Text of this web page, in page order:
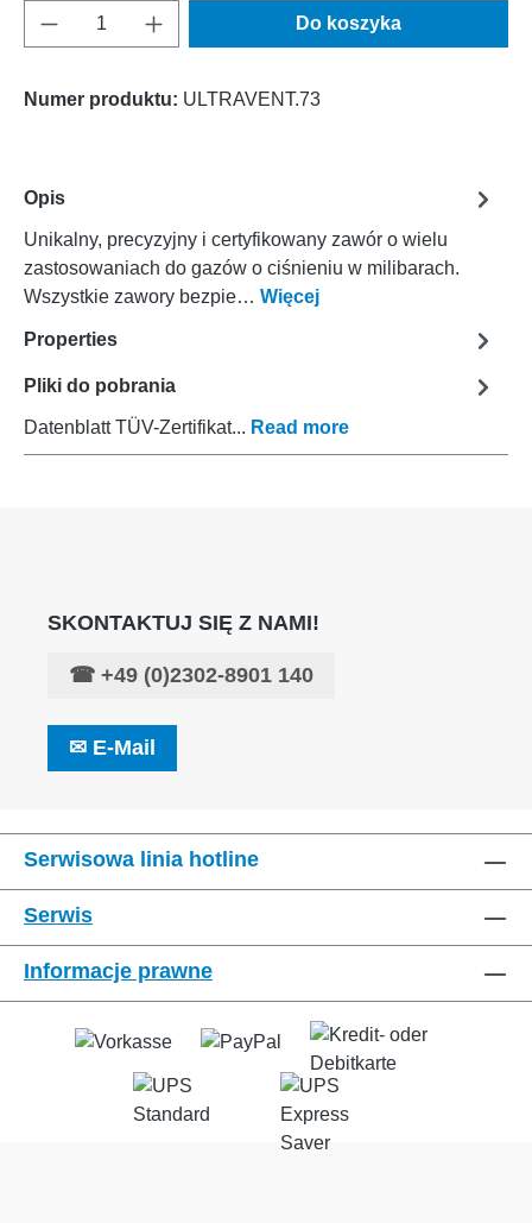
Ilość produktu: Wprowadź żądaną ilość
Do koszyka
Numer produktu: ULTRAVENT.73
Opis
Unikalny, precyzyjny i certyfikowany zawór o wielu
zastosowaniach do gazów o ciśnieniu w milibarach.
Wszystkie zawory bezpie… Więcej
Properties
Pliki do pobrania
Datenblatt TÜV-Zertifikat... Read more
SKONTAKTUJ SIĘ Z NAMI!
☎ +49 (0)2302-8901 140
✉ E-Mail
Serwisowa linia hotline
Serwis
Informacje prawne